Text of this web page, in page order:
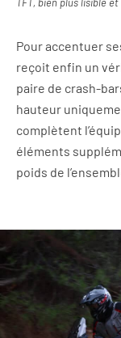
Pour accentuer
reçoit enfin un
paire de crash-
hauteur
complètent
éléments
poids de